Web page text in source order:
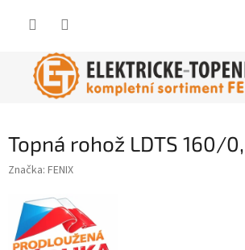
Topná rohož LDTS 160/
Značka: FENIX